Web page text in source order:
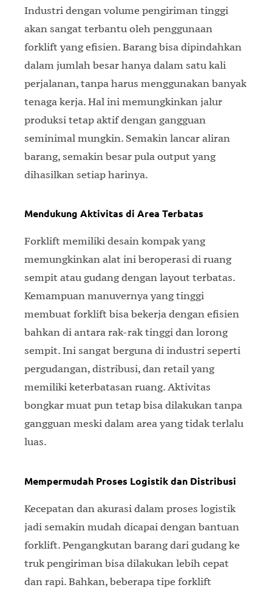
Industri dengan volume pengiriman tinggi
akan sangat terbantu oleh penggunaan
forklift yang efisien. Barang bisa dipindahkan
dalam jumlah besar hanya dalam satu kali
perjalanan, tanpa harus menggunakan banyak
tenaga kerja. Hal ini memungkinkan jalur
produksi tetap aktif dengan gangguan
seminimal mungkin. Semakin lancar aliran
barang, semakin besar pula output yang
dihasilkan setiap harinya.
Mendukung Aktivitas di Area Terbatas
Forklift memiliki desain kompak yang
memungkinkan alat ini beroperasi di ruang
sempit atau gudang dengan layout terbatas.
Kemampuan manuvernya yang tinggi
membuat forklift bisa bekerja dengan efisien
bahkan di antara rak-rak tinggi dan lorong
sempit. Ini sangat berguna di industri seperti
pergudangan, distribusi, dan retail yang
memiliki keterbatasan ruang. Aktivitas
bongkar muat pun tetap bisa dilakukan tanpa
gangguan meski dalam area yang tidak terlalu
luas.
Mempermudah Proses Logistik dan Distribusi
Kecepatan dan akurasi dalam proses logistik
jadi semakin mudah dicapai dengan bantuan
forklift. Pengangkutan barang dari gudang ke
truk pengiriman bisa dilakukan lebih cepat
dan rapi. Bahkan, beberapa tipe forklift